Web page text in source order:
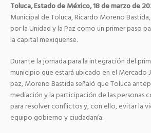
Toluca, Estado de México, 18 de marzo de
Municipal de Toluca, Ricardo Moreno
por la Unidad y la Paz como un primer paso
la capital mexiquense.
Durante la jornada para la integración del
municipio que estará ubicado en el Mercado
paz, Moreno Bastida señaló que Toluca
mediación y la participación de las personas
para resolver conflictos y, con ello, evitar la
equipo gobierno y ciudadanía.